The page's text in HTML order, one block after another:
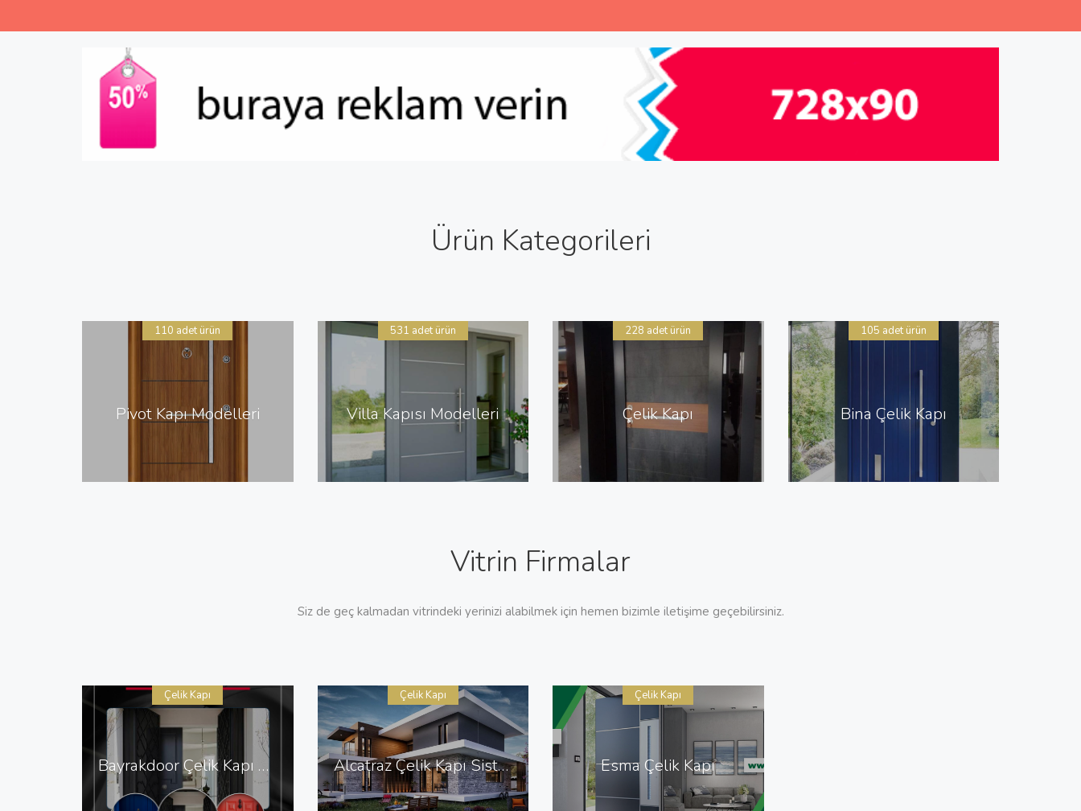
Ürün Kategorileri
Pivot Kapı Modelleri
110 adet ürün
Villa Kapısı Modelleri
531 adet ürün
Çelik Kapı
228 adet ürün
Bina Çelik Kapı
105 adet ürün
Vitrin Firmalar
Siz de geç kalmadan vitrindeki yerinizi alabilmek için hemen bizimle iletişime geçebilirsiniz.
Bayrakdoor Çelik Kapı Sistemleri
Çelik Kapı
Alcatraz Çelik Kapı Sistemleri
Çelik Kapı
Esma Çelik Kapı
Çelik Kapı